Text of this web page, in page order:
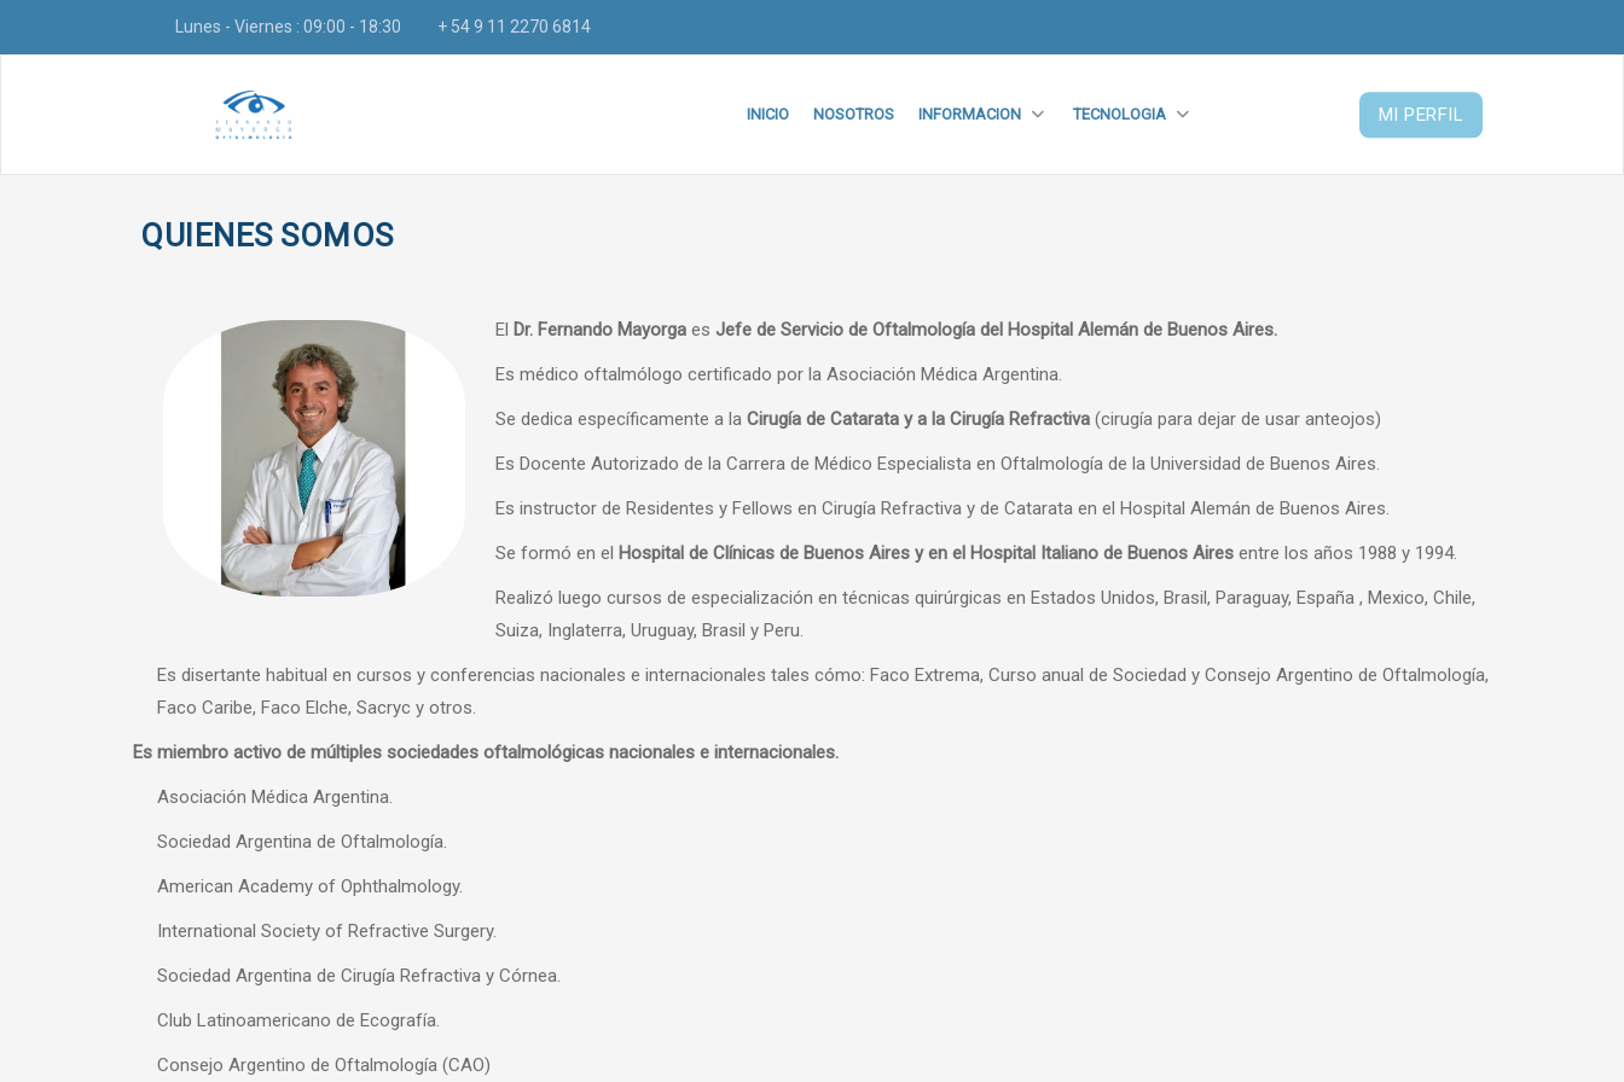
Lunes - Viernes : 09:00 - 18:30 + 54 9 11 2270 6814
INICIO NOSOTROS INFORMACION TECNOLOGIA MI PERFIL
QUIENES SOMOS
El Dr. Fernando Mayorgaes Jefe de Servicio de Oftalmología del Hospital Alemán de Buenos Aires.
Es médico oftalmólogo certificado por la Asociación Médica Argentina.
Se dedica específicamente a la Cirugía de Catarata y a la Cirugía Refractiva(cirugía para dejar de usar anteojos)
Es Docente Autorizado de la Carrera de Médico Especialista en Oftalmología de la Universidad de Buenos Aires.
Es instructor de Residentes y Fellows en Cirugía Refractiva y de Catarata en el Hospital Alemán de Buenos Aires.
Se formó en el Hospital de Clínicas de Buenos Aires y en el Hospital Italiano de Buenos Airesentre los años 1988 y 1994.
Realizó luego cursos de especialización en técnicas quirúrgicas en Estados Unidos, Brasil, Paraguay, España , Mexico, Chile,
Suiza, Inglaterra, Uruguay, Brasil y Peru.
Es disertante habitual en cursos y conferencias nacionales e internacionales tales cómo: Faco Extrema, Curso anual de Sociedad y Consejo Argentino de Oftalmología,
Faco Caribe, Faco Elche, Sacryc y otros.
Es miembro activo de múltiples sociedades oftalmológicas nacionales e internacionales.
Asociación Médica Argentina.
Sociedad Argentina de Oftalmología.
American Academy of Ophthalmology.
International Society of Refractive Surgery.
Sociedad Argentina de Cirugía Refractiva y Córnea.
Club Latinoamericano de Ecografía.
Consejo Argentino de Oftalmología (CAO)